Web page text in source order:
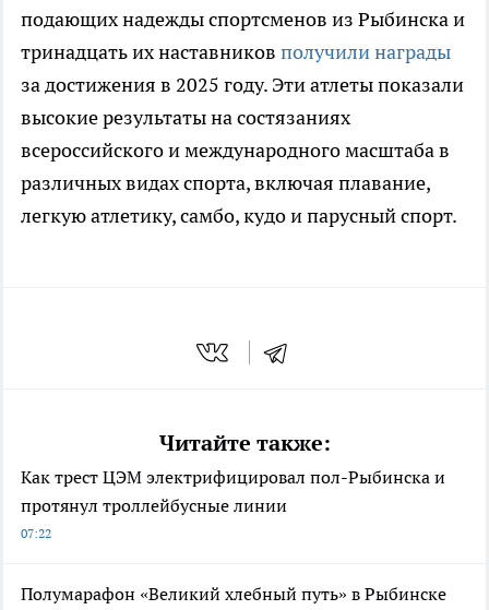
подающих надежды спортсменов из Рыбинска и
тринадцать их наставников получили награды
за достижения в 2025 году. Эти атлеты показали
высокие результаты на состязаниях
всероссийского и международного масштаба в
различных видах спорта, включая плавание,
легкую атлетику, самбо, кудо и парусный спорт.
Читайте также:
Как трест ЦЭМ электрифицировал пол-Рыбинска и
протянул троллейбусные линии
07:22
Полумарафон «Великий хлебный путь» в Рыбинске